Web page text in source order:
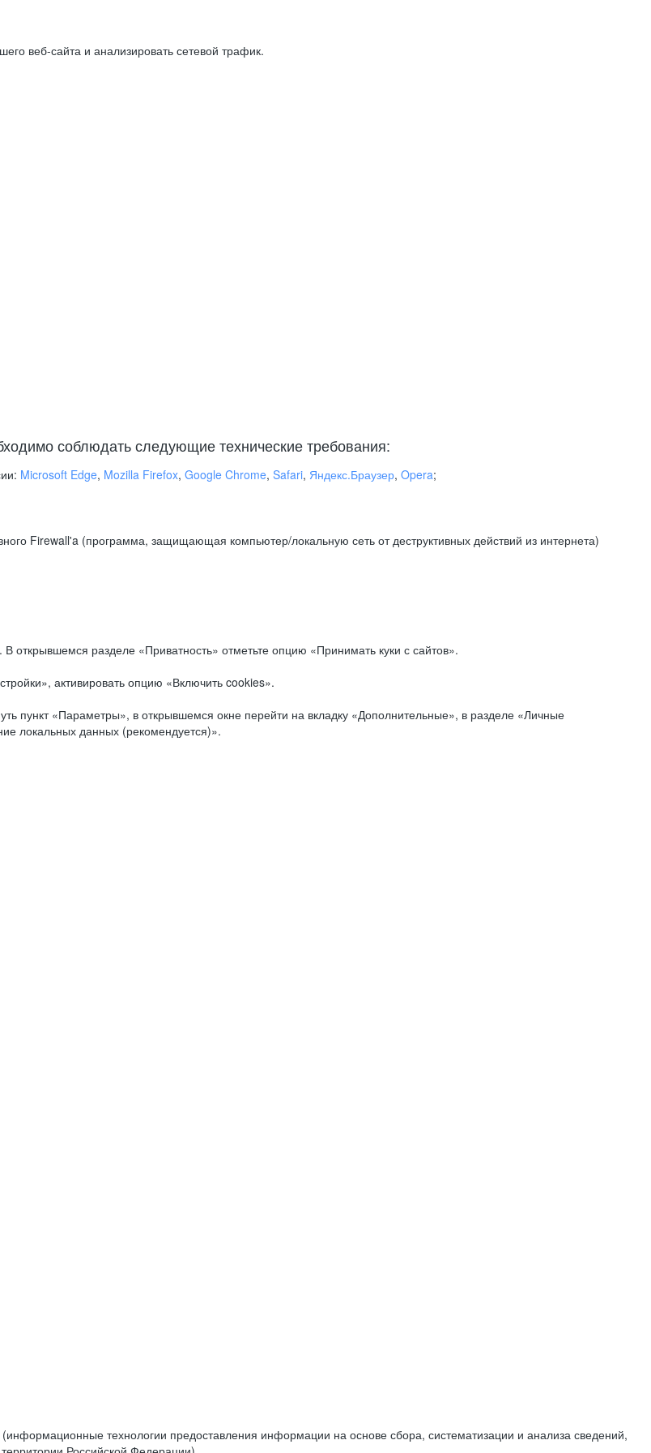
веб-сайта и анализировать сетевой трафик.
соблюдать следующие технические требования:
Microsoft Edge, Mozilla Firefox, Google Chrome, Safari, Яндекс.Браузер, Opera;
Firewall'a (программа, защищающая компьютер/локальную сеть от деструктивных действий из интернета)
разделе «Приватность» отметьте опцию «Принимать куки с сайтов».
активировать опцию «Включить cookies».
пункт «Параметры», в открывшемся окне перейти на вкладку «Дополнительные», в разделе «Личные
локальных данных (рекомендуется)».
(информационные технологии предоставления информации на основе сбора, систематизации и анализа сведений,